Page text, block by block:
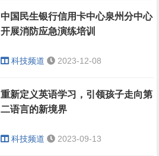
中国民生银行信用卡中心泉州分中心
开展消防应急演练培训
科技频道 2023-12-08
重新定义英语学习，引领孩子走向第
二语言的新境界
科技频道 2023-09-13